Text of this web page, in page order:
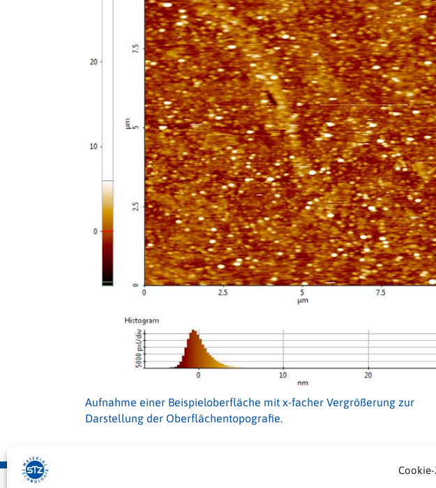
Aufnahme einer Beispieloberfläche mit x-facher Vergrößerung zur
Darstellung der Oberflächentopografie.